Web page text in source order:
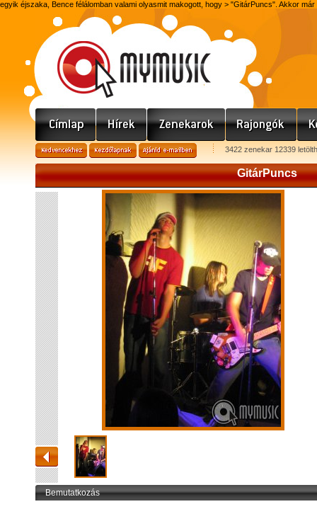
egyik éjszaka, Bence félálomban valami olyasmit makogott, hogy > "GitárPuncs". Akkor
3422 zenekar 12339
GitárPuncs
Bemutatkozás